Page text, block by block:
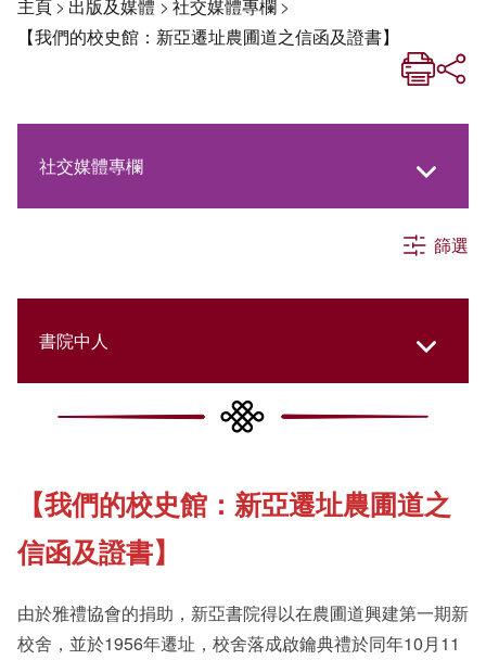
主頁> 出版及媒體 > 社交媒體專欄>
【我們的校史館：新亞遷址農圃道之信函及證書】
社交媒體專欄
《新亞．新知》
《新亞簡訊》
《新亞書院概覽》
篩選
書院中人
New Asia Then and Now
Our History Gallery
【我們的校史館：新亞遷址農圃道之
信函及證書】
由於雅禮協會的捐助，新亞書院得以在農圃道興建第一期新
校舍，並於1956年遷址，校舍落成啟鑰典禮於同年10月11